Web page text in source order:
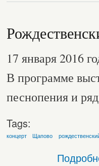
17 января 2016
В программе
песнопения и
Tags:
концерт Щапово